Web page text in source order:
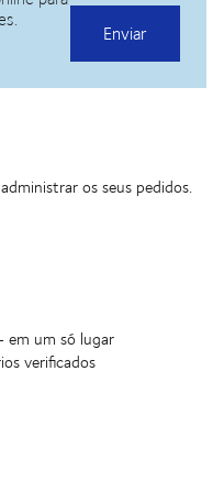
os seus pedidos.
em um só lugar
verificados